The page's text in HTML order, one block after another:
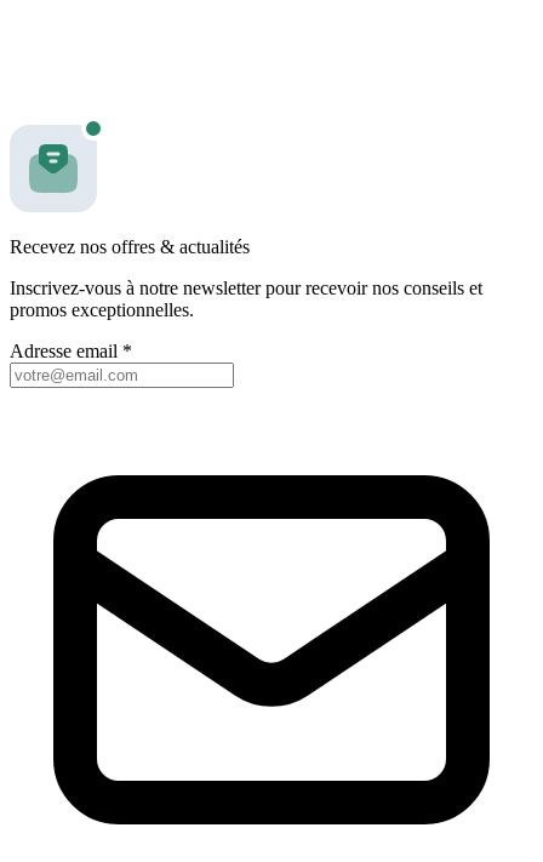
Recevez nos offres & actualités
Inscrivez-vous à notre newsletter pour recevoir nos conseils et
promos exceptionnelles.
Adresse email *